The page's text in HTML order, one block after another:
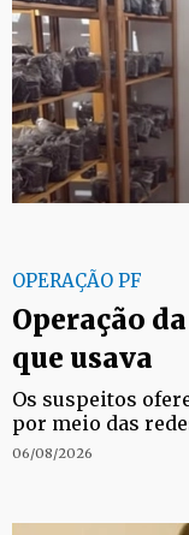
OPERAÇÃO PF
Operação
que usava
Os suspeitos
por meio das
06/08/2026